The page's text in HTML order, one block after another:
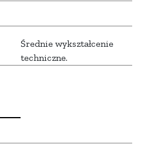
Średnie wykształcenie
techniczne.